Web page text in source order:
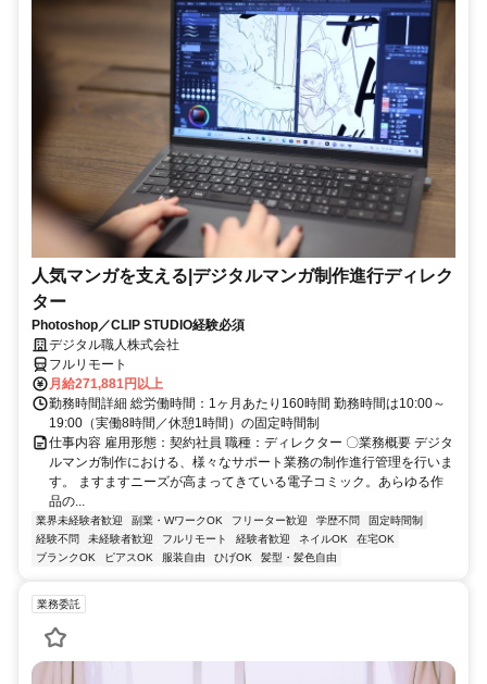
人気マンガを支える|デジタルマンガ制作進行ディレク
ター
Photoshop／CLIP STUDIO経験必須
デジタル職人株式会社
フルリモート
月給271,881円以上
勤務時間詳細 総労働時間：1ヶ月あたり160時間 勤務時間は10:00～
19:00（実働8時間／休憩1時間）の固定時間制
仕事内容 雇用形態：契約社員 職種：ディレクター 〇業務概要 デジタ
ルマンガ制作における、様々なサポート業務の制作進行管理を行いま
す。 ますますニーズが高まってきている電子コミック。あらゆる作
品の...
業界未経験者歓迎 副業・WワークOK フリーター歓迎 学歴不問
固定時間制
経験不問
未経験者歓迎 フルリモート 経験者歓迎 ネイルOK
在宅OK
ブランクOK
ピアスOK 服装自由 ひげOK 髪型・髪色自由
業務委託